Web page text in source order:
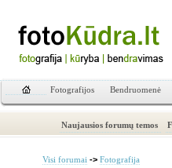
Fotografijos Bendruomenė
Naujausios forumų temos
Visi forumai -> Fotografija